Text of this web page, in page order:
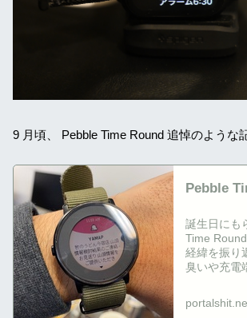
9 月頃、 Pebble Time Round 追悼のような
Pebble
誕生日にも
Time
経緯を振り
臭いや充電
改善。
ト更新停止